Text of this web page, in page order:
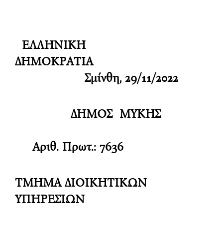
ΕΛΛΗΝΙΚΗ
ΔΗΜΟΚΡΑΤΙΑ
Σμίνθη, 29/11/2022
ΔΗΜΟΣ ΜΥΚΗΣ
Αριθ. Πρωτ.: 7636
ΤΜΗΜΑ ΔΙΟΙΚΗΤΙΚΩΝ
ΥΠΗΡΕΣΙΩΝ